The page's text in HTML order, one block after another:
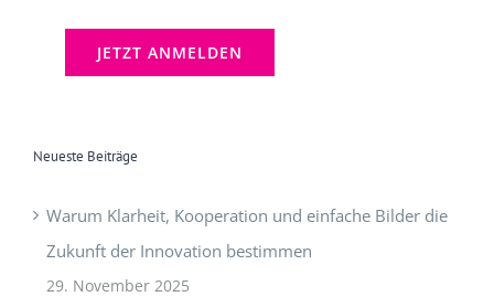
Neueste Beiträge
Warum Klarheit, Kooperation und einfache Bilder die
Zukunft der Innovation bestimmen
29. November 2025